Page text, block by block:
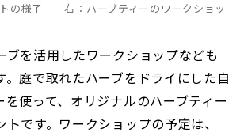
の様子 右：ハーブティーのワークショッ
ブを活用したワークショップなども
。庭で取れたハーブをドライにした自
使って、オリジナルのハーブティー
です。ワークショップの予定は、